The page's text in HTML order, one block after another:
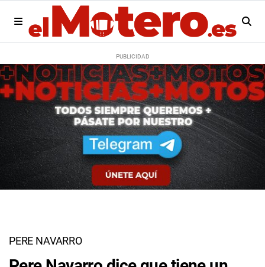
PERE NAVARRO